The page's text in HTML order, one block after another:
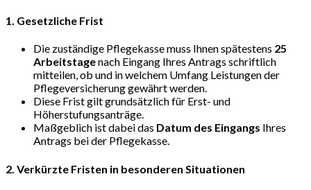
1. Gesetzliche Frist
Die zuständige Pflegekasse muss Ihnen spätestens 25
Arbeitstagenach Eingang Ihres Antrags schriftlich
mitteilen, ob und in welchem Umfang Leistungen der
Pflegeversicherung gewährt werden.
Diese Frist gilt grundsätzlich für Erst- und
Höherstufungsanträge.
Maßgeblich ist dabei das Datum des Eingangs Ihres
Antrags bei der Pflegekasse.
2. Verkürzte Fristen in besonderen Situationen